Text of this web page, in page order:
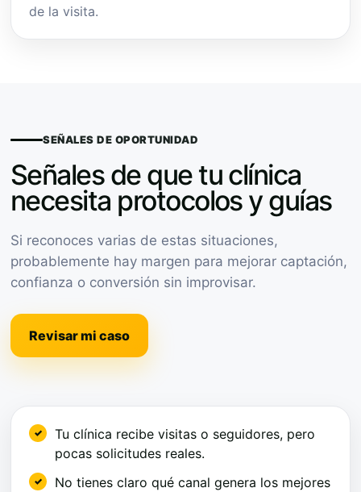
de la visita.
SEÑALES DE OPORTUNIDAD
Señales de que tu clínica
necesita protocolos y guías
Si reconoces varias de estas situaciones,
probablemente hay margen para mejorar captación,
confianza o conversión sin improvisar.
Revisar mi caso
Tu clínica recibe visitas o seguidores, pero
pocas solicitudes reales.
No tienes claro qué canal genera los mejores